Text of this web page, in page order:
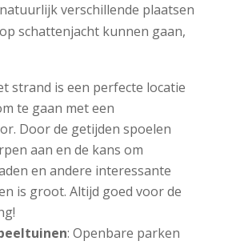
verschillende plaatsen
schattenjacht kunnen gaan,
strand is een perfecte locatie
te gaan met een
Door de getijden spoelen
aan en de kans om
en andere interessante
is groot. Altijd goed voor de
: Openbare parken